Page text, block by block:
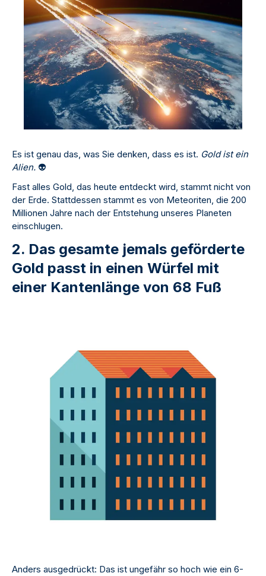
Es ist genau das, was Sie denken, dass es ist. Gold ist ein
Alien. 👽
Fast alles Gold, das heute entdeckt wird, stammt nicht von
der Erde. Stattdessen stammt es von Meteoriten, die 200
Millionen Jahre nach der Entstehung unseres Planeten
einschlugen.
2. Das gesamte jemals geförderte
Gold passt in einen Würfel mit
einer Kantenlänge von 68 Fuß
Anders ausgedrückt: Das ist ungefähr so hoch wie ein 6-